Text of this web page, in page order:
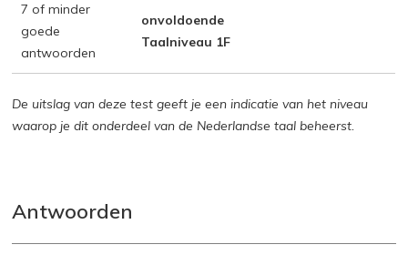
7 of minder
goede
antwoorden
onvoldoende
Taalniveau 1F
De uitslag van deze test geeft je een indicatie van het niveau
waarop je dit onderdeel van de Nederlandse taal beheerst.
Antwoorden